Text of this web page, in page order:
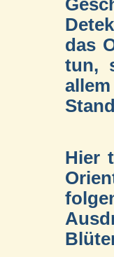
das
tun,
Hier